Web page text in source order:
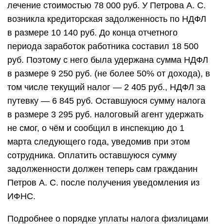
лечение стоимостью 78 000 руб. У Петрова А. С.
возникла кредиторская задолженность по НДФЛ
в размере 10 140 руб. До конца отчетного
периода заработок работника составил 18 500
руб. Поэтому с него была удержана сумма НДФЛ
в размере 9 250 руб. (не более 50% от дохода), в
том числе текущий налог ― 2 405 руб., НДФЛ за
путевку ― 6 845 руб. Оставшуюся сумму налога
в размере 3 295 руб. налоговый агент удержать
не смог, о чём и сообщил в инспекцию до 1
марта следующего года, уведомив при этом
сотрудника. Оплатить оставшуюся сумму
задолженности должен теперь сам гражданин
Петров А. С. после получения уведомления из
ИФНС.
Подробнее о порядке уплаты налога физлицами